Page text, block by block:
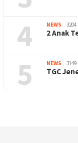
4 NEWS
2 Anak
5 NEWS
TGC